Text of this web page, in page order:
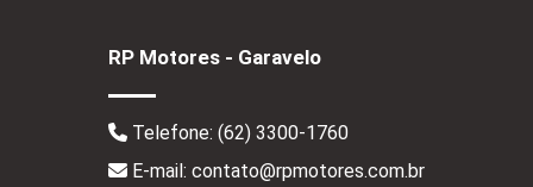
RP Motores - Garavelo
Telefone: (62) 3300-1760
E-mail: contato@rpmotores.com.br